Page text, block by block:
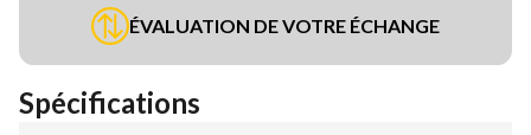
ÉVALUATION DE VOTRE ÉCHANGE
Spécifications